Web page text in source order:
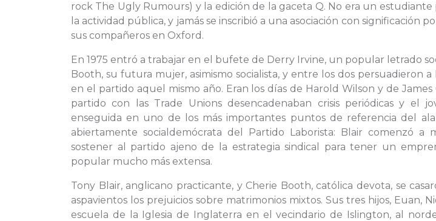
rock The Ugly Rumours) y la edición de la gaceta Q. No era un
la actividad pública, y jamás se inscribió a una asociación con significación
sus compañeros en Oxford.
En 1975 entró a trabajar en el bufete de Derry Irvine, un popular letrado
Booth, su futura mujer, asimismo socialista, y entre los dos persuadieron
en el partido aquel mismo año. Eran los días de Harold Wilson y de James
partido con las Trade Unions desencadenaban crisis periódicas y el
enseguida en uno de los más importantes puntos de referencia del
abiertamente socialdemócrata del Partido Laborista: Blair comenzó a
sostener al partido ajeno de la estrategia sindical para tener un
popular mucho más extensa.
Tony Blair, anglicano practicante, y Cherie Booth, católica devota, se
aspavientos los prejuicios sobre matrimonios mixtos. Sus tres hijos, Euan,
escuela de la Iglesia de Inglaterra en el vecindario de Islington, al